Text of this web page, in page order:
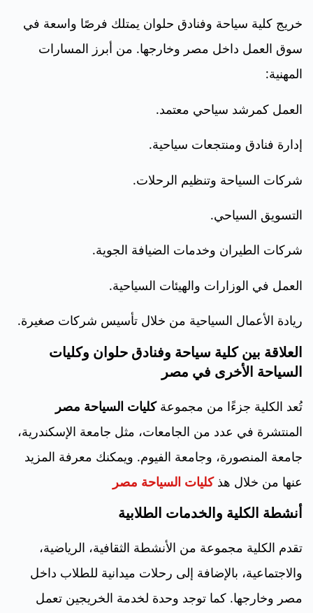
خريج كلية سياحة وفنادق حلوان يمتلك فرصًا واسعة في
سوق العمل داخل مصر وخارجها. من أبرز المسارات
المهنية:
العمل كمرشد سياحي معتمد.
إدارة فنادق ومنتجعات سياحية.
شركات السياحة وتنظيم الرحلات.
التسويق السياحي.
شركات الطيران وخدمات الضيافة الجوية.
العمل في الوزارات والهيئات السياحية.
ريادة الأعمال السياحية من خلال تأسيس شركات صغيرة.
العلاقة بين كلية سياحة وفنادق حلوان وكليات
السياحة الأخرى في مصر
تُعد الكلية جزءًا من مجموعةكليات السياحة مصر
المنتشرة في عدد من الجامعات، مثل جامعة الإسكندرية،
جامعة المنصورة، وجامعة الفيوم. ويمكنك معرفة المزيد
عنها من خلال هذ كليات السياحة مصر
أنشطة الكلية والخدمات الطلابية
تقدم الكلية مجموعة من الأنشطة الثقافية، الرياضية،
والاجتماعية، بالإضافة إلى رحلات ميدانية للطلاب داخل
مصر وخارجها. كما توجد وحدة لخدمة الخريجين تعمل